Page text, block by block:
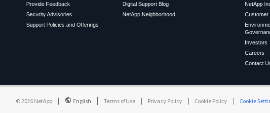
Provide Feedback
Security Advisories
Support Policies and Offerings
Digital Support Blog
NetApp Neighborhood
NetApp
Customer
Investors
Careers
Contact
©2026 NetApp English Terms of Use Privacy Policy Cookie Policy Cookie